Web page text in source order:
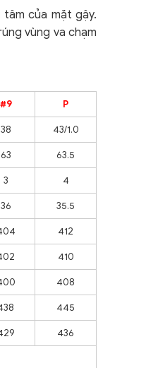
của mặt gậy.
vùng va chạm
#9 P
38 43/1.0
63 63.5
3 4
36 35.5
412
410
408
445
436